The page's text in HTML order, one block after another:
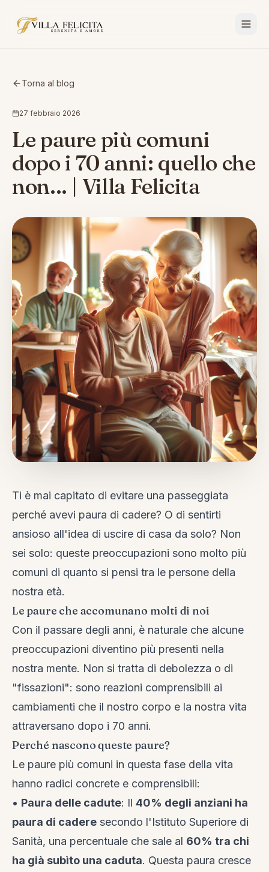
Torna al blog
27 febbraio 2026
Le paure più comuni
dopo i 70 anni: quello che
non... | Villa Felicita
Ti è mai capitato di evitare una passeggiata
perché avevi paura di cadere? O di sentirti
ansioso all'idea di uscire di casa da solo? Non
sei solo: queste preoccupazioni sono molto più
comuni di quanto si pensi tra le persone della
nostra età.
Le paure che accomunano molti di noi
Con il passare degli anni, è naturale che alcune
preoccupazioni diventino più presenti nella
nostra mente. Non si tratta di debolezza o di
"fissazioni": sono reazioni comprensibili ai
cambiamenti che il nostro corpo e la nostra vita
attraversano dopo i 70 anni.
Perché nascono queste paure?
Le paure più comuni in questa fase della vita
hanno radici concrete e comprensibili:
• Paura delle cadute: Il 40% degli anziani ha
paura di cadere secondo l'Istituto Superiore di
Sanità, una percentuale che sale al 60% tra chi
ha già subìto una caduta. Questa paura cresce